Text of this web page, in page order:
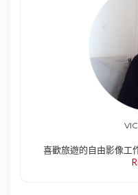
喜歡旅遊的自由影像工